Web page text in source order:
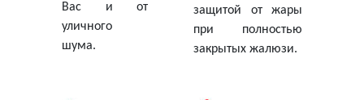
Вас и от
уличного
шума.
защитой от жары
при полностью
закрытых жалюзи.